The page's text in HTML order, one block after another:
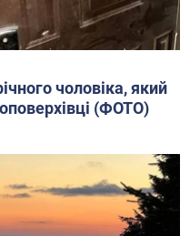
чоловіка, який
(ФОТО)